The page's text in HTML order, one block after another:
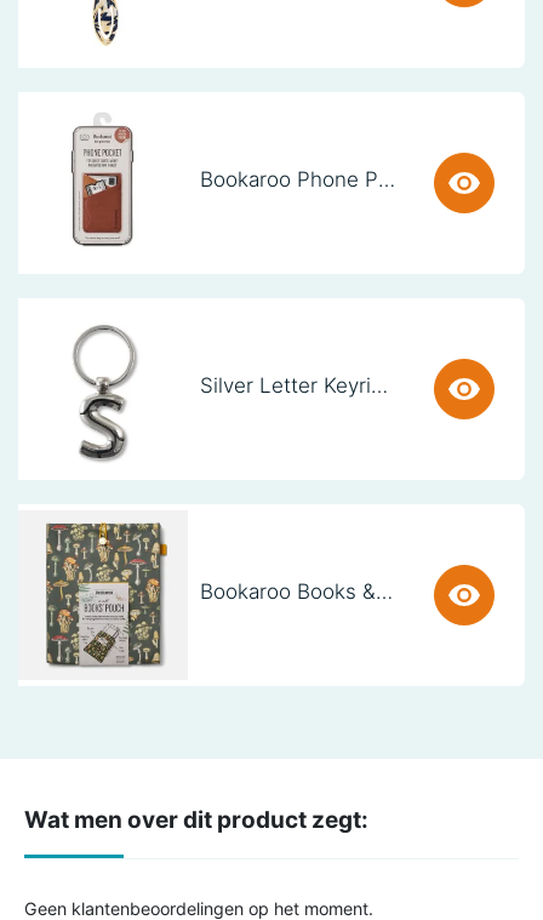
Bookaroo Phone Pocket - Brown
Silver Letter Keyring - S (set van 3)
Bookaroo Books & Stuff Pouch - Botanical
Wat men over dit product zegt:
Geen klantenbeoordelingen op het moment.